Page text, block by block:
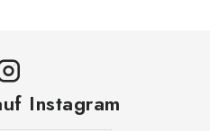
Instagram